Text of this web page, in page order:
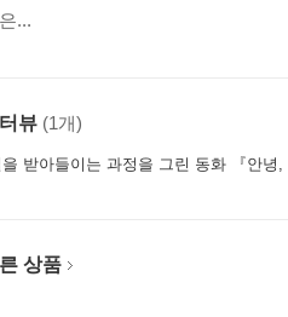
...
뷰 (1개)
받아들이는 과정을 그린 동화 『안녕,
상품